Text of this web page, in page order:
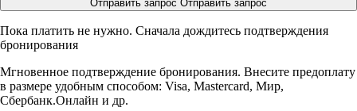
Отправить запрос Отправить запрос
Пока платить не нужно. Сначала дождитесь подтверждения
бронирования
Мгновенное подтверждение бронирования. Внесите предоплату
в размере удобным способом: Visa, Mastercard, Мир,
Сбербанк.Онлайн и др.